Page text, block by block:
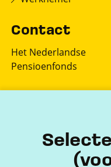
Contact
Het Nederlandse
Pensioenfonds